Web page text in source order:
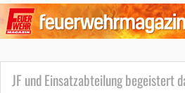
JF und Einsatzabteilung begeistert